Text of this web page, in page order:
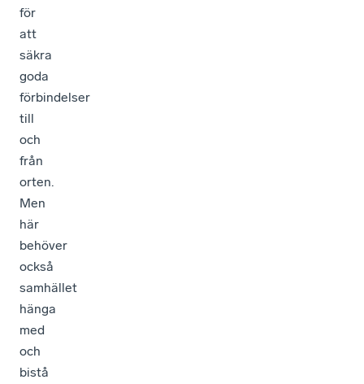
för
att
säkra
goda
förbindelser
till
och
från
orten.
Men
här
behöver
också
samhället
hänga
med
och
bistå